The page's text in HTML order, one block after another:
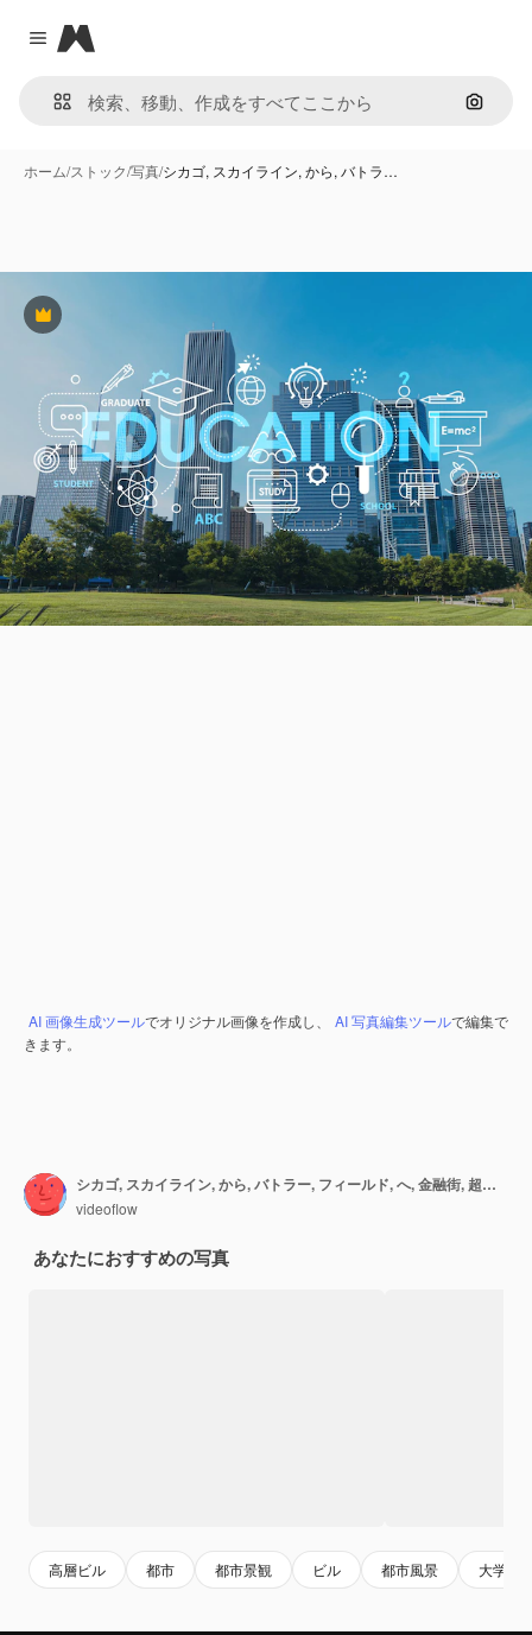
Close menu
Magnific
画像で
ホーム/ストック/写真/シカゴ, スカイライン, から, バトラ…
Premium
AI 画像生成ツールでオリジナル画像を作成し、 AI 写真編集ツールで編集で
きます。
シカゴ, スカイライン, から, バトラー, フィールド, へ, 金融街, 超高層ビル, 日, 時間, シカゴ, イリノイ, アメリカ, 公園, そして, 庭, 教育, 概念, 学術, 研究, 一流, 大学, hologram
videoflow
あなたにおすすめの写真
高層ビル 都市 都市景観 ビル 都市風景 大学